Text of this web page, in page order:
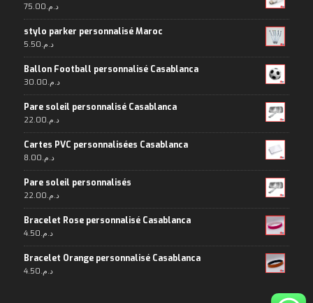
د.م.75.00
stylo parker personnalisé Maroc
د.م.5.50
Ballon Football personnalisé Casablanca
د.م.30.00
Pare soleil personnalisé Casablanca
د.م.22.00
Cartes PVC personnalisées Casablanca
د.م.8.00
Pare soleil personnalisés
د.م.22.00
Bracelet Rose personnalisé Casablanca
د.م.4.50
Bracelet Orange personnalisé Casablanca
د.م.4.50